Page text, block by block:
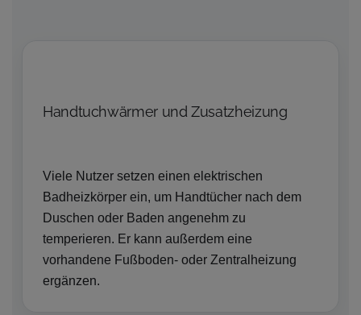
Handtuchwärmer und Zusatzheizung
Viele Nutzer setzen einen elektrischen
Badheizkörper ein, um Handtücher nach dem
Duschen oder Baden angenehm zu
temperieren. Er kann außerdem eine
vorhandene Fußboden- oder Zentralheizung
ergänzen.